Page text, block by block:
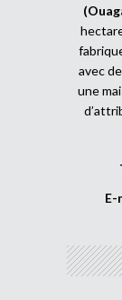
avec
une
E-